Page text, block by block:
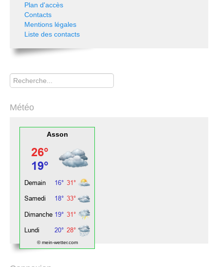
Plan d'accès
Contacts
Mentions légales
Liste des contacts
Rechercher
Météo
Asson
© mein-wetter.com